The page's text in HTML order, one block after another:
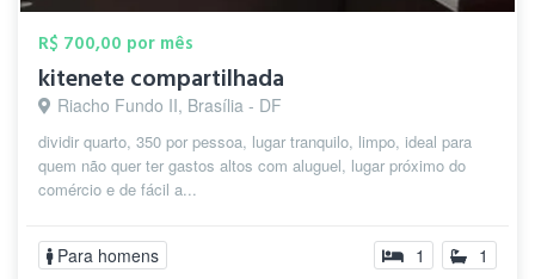
R$ 700,00 por mês
kitenete compartilhada
Riacho Fundo II, Brasília - DF
dividir quarto, 350 por pessoa, lugar tranquilo, limpo, ideal para
quem não quer ter gastos altos com aluguel, lugar próximo do
comércio e de fácil a...
Para homens 1 1